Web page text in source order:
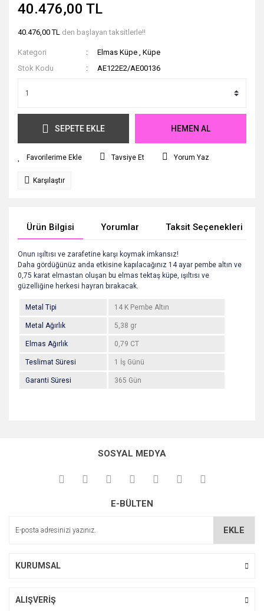
40.476,00 TL
40.476,00 TL den başlayan taksitlerle!!
Kategori Elmas Küpe ,Küpe
Stok Kodu
AE122E2/AE00136
SEPETE EKLE HEMEN AL
Tavsiye Et Yorum Yaz
Karşılaştır
Ürün Bilgisi Yorumlar Taksit Seçenekleri
Onun ışıltısı ve zarafetine karşı koymak imkansız!
Daha gördüğünüz anda etkisine kapılacağınız 14 ayar pembe altın ve
0,75 karat elmastan oluşan bu elmastektaş küpe, ışıltısı ve
güzelliğine herkesi hayran bırakacak.
Metal Tipi 14 K Pembe Altın
Metal Ağırlık 5,38 gr
Elmas Ağırlık 0,79 CT
Teslimat Süresi 1 İş Günü
Garanti Süresi 365 Gün
kullanarak tarafımıza iletebilirsiniz.
Görüş ve önerileriniz için teşekkür ederiz.
Ürün açıklamasında eksik bilgiler bulunuyor.
SOSYAL MEDYA
E-BÜLTEN
EKLE
KURUMSAL
ALIŞVERİŞ